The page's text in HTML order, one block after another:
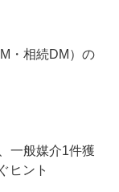
・相続DM）の
一般媒介1件獲
ヒント